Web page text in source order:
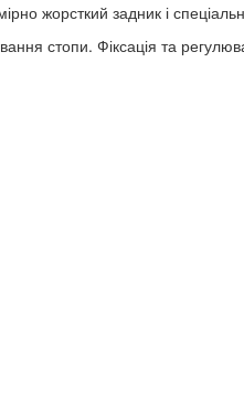
жорсткий задник і
стопи. Фіксація та